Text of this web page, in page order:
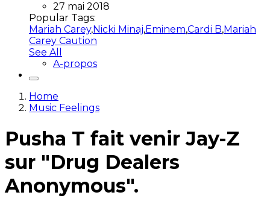
27 mai 2018
Popular Tags:
Mariah Carey,Nicki Minaj,Eminem,Cardi B,Mariah
Carey Caution
See All
A-propos
Home
Music Feelings
Pusha T fait venir Jay-Z
sur "Drug Dealers
Anonymous".